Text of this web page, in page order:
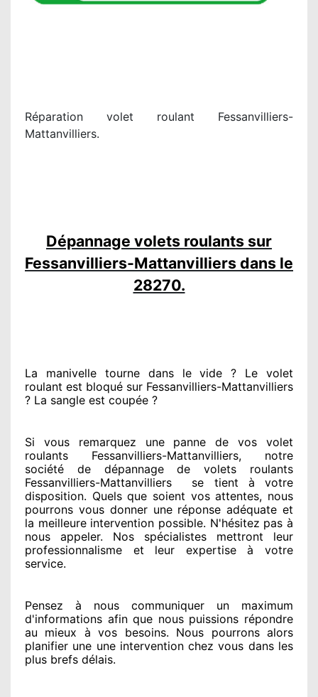
Réparation volet roulant Fessanvilliers-
Mattanvilliers.
Dépannage volets roulants sur
Fessanvilliers-Mattanvilliers dans le
28270.
La manivelle tourne dans le vide ? Le volet
roulant est bloqué sur Fessanvilliers-Mattanvilliers
? La sangle est coupée ?
Si vous remarquez une panne de vos volet
roulants Fessanvilliers-Mattanvilliers, notre
société de dépannage de volets roulants
Fessanvilliers-Mattanvilliers
se tient à votre
disposition. Quels que soient vos attentes, nous
pourrons vous donnerune réponse adéquate et
la meilleure intervention possible. N'hésitez pas à
nous appeler. Nos spécialistes mettront leur
professionnalisme et leur expertise à votre
service.
Pensez à nous communiquer un maximum
d'informations afin que nous puissions répondre
au mieux à vos besoins. Nous pourrons alors
planifier une une intervention chez vous dans les
plus brefs délais.